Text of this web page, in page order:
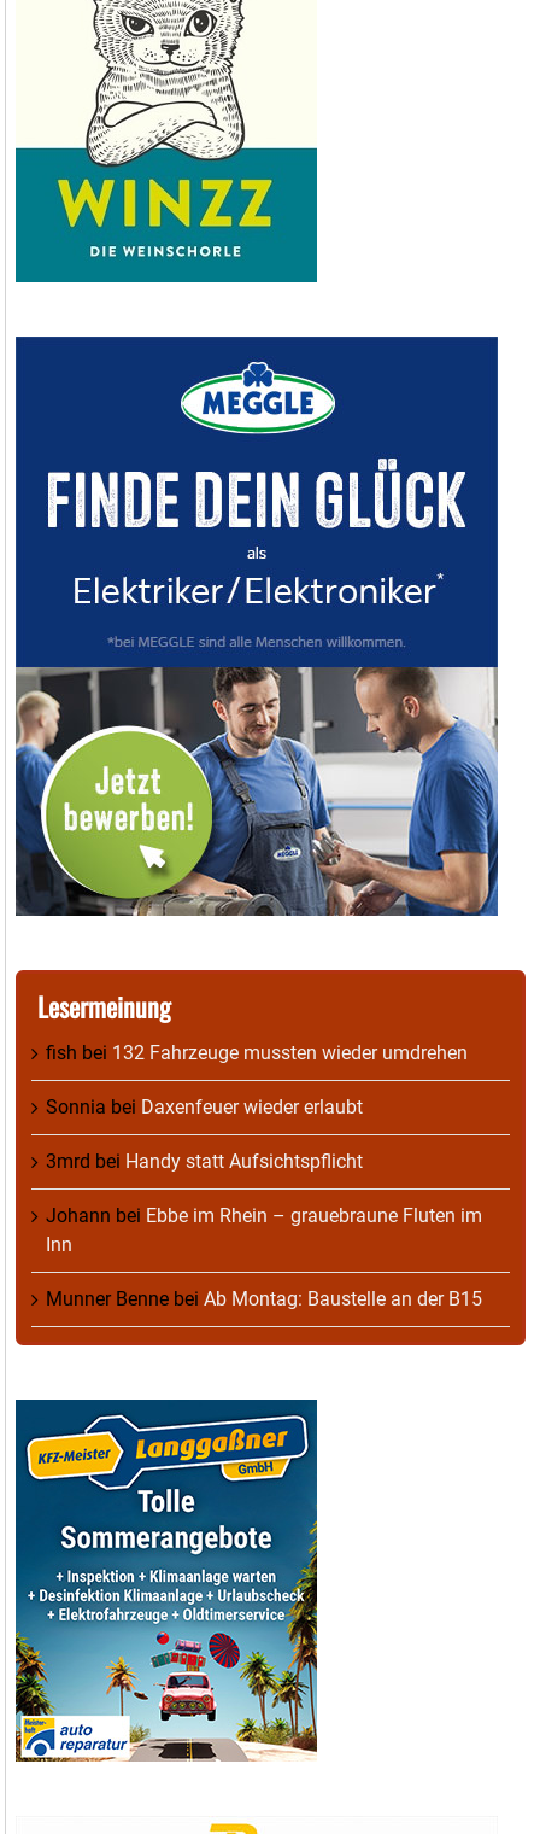
Lesermeinung
fish bei 132 Fahrzeuge mussten wieder umdrehen
Sonnia bei Daxenfeuer wieder erlaubt
3mrd bei Handy statt Aufsichtspflicht
Johann bei Ebbe im Rhein – grauebraune Fluten im
Inn
Munner Benne bei Ab Montag: Baustelle an der B15